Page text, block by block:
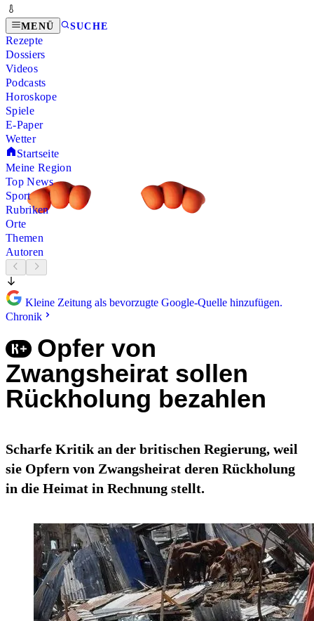
MENÜ SUCHE
Rezepte
Dossiers
Videos
Podcasts
Horoskope
Spiele
E-Paper
Wetter
Startseite
Meine Region
Top News
Sport
Rubriken
Orte
Themen
Autoren
Kleine Zeitung als bevorzugte Google-Quelle hinzufügen.
Chronik
Opfer von
Zwangsheirat sollen
Rückholung bezahlen
Scharfe Kritik an der britischen Regierung, weil
sie Opfern von Zwangsheirat deren Rückholung
in die Heimat in Rechnung stellt.